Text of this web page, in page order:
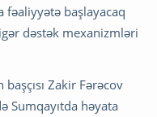
fəaliyyətə başlayacaq
dəstək mexanizmləri
Zakir Fərəcov
Sumqayıtda həyata